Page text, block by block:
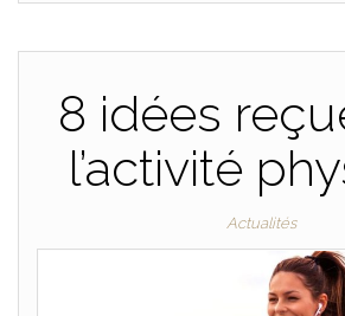
8 idées
l’activité
Actualités